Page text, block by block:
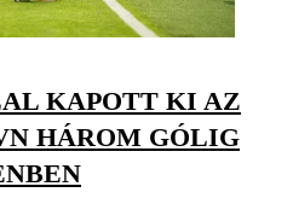
KAPOTT KI AZ
HÁROM GÓLIG